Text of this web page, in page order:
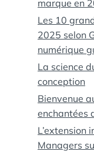
marque en
Les 10
2025 selon
numérique
La science
conception
Bienvenue
enchantées
L’extension
Managers